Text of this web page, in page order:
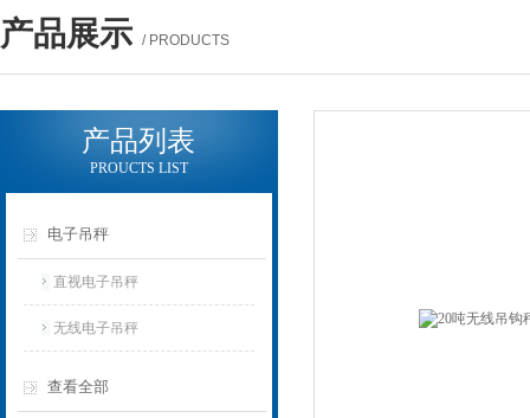
产品展示 / PRODUCTS
产品列表
PROUCTS LIST
电子吊秤
直视电子吊秤
无线电子吊秤
查看全部